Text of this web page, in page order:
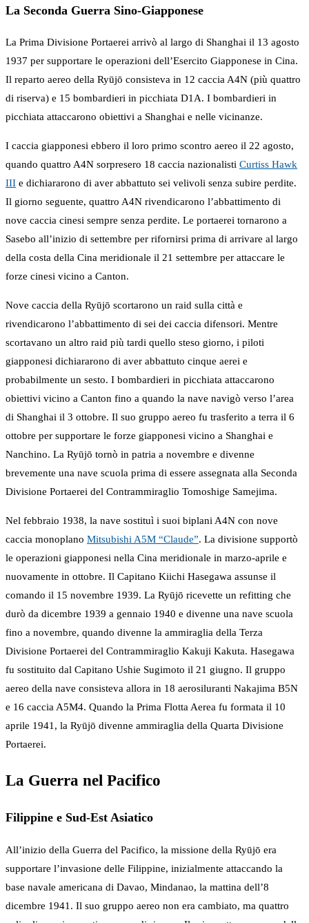
La Seconda Guerra Sino-Giapponese
La Prima Divisione Portaerei arrivò al largo di Shanghai il 13 agosto
1937 per supportare le operazioni dell’Esercito Giapponese in Cina.
Il reparto aereo della Ryūjō consisteva in 12 caccia A4N (più quattro
di riserva) e 15 bombardieri in picchiata D1A. I bombardieri in
picchiata attaccarono obiettivi a Shanghai e nelle vicinanze.
I caccia giapponesi ebbero il loro primo scontro aereo il 22 agosto,
quando quattro A4N sorpresero 18 caccia nazionalisti Curtiss Hawk
III e dichiararono di aver abbattuto sei velivoli senza subire perdite.
Il giorno seguente, quattro A4N rivendicarono l’abbattimento di
nove caccia cinesi sempre senza perdite. Le portaerei tornarono a
Sasebo all’inizio di settembre per rifornirsi prima di arrivare al largo
della costa della Cina meridionale il 21 settembre per attaccare le
forze cinesi vicino a Canton.
Nove caccia della Ryūjō scortarono un raid sulla città e
rivendicarono l’abbattimento di sei dei caccia difensori. Mentre
scortavano un altro raid più tardi quello steso giorno, i piloti
giapponesi dichiararono di aver abbattuto cinque aerei e
probabilmente un sesto. I bombardieri in picchiata attaccarono
obiettivi vicino a Canton fino a quando la nave navigò verso l’area
di Shanghai il 3 ottobre. Il suo gruppo aereo fu trasferito a terra il 6
ottobre per supportare le forze giapponesi vicino a Shanghai e
Nanchino. La Ryūjō tornò in patria a novembre e divenne
brevemente una nave scuola prima di essere assegnata alla Seconda
Divisione Portaerei del Contrammiraglio Tomoshige Samejima.
Nel febbraio 1938, la nave sostituì i suoi biplani A4N con nove
caccia monoplano Mitsubishi A5M “Claude”. La divisione supportò
le operazioni giapponesi nella Cina meridionale in marzo-aprile e
nuovamente in ottobre. Il Capitano Kiichi Hasegawa assunse il
comando il 15 novembre 1939. La Ryūjō ricevette un refitting che
durò da dicembre 1939 a gennaio 1940 e divenne una nave scuola
fino a novembre, quando divenne la ammiraglia della Terza
Divisione Portaerei del Contrammiraglio Kakuji Kakuta. Hasegawa
fu sostituito dal Capitano Ushie Sugimoto il 21 giugno. Il gruppo
aereo della nave consisteva allora in 18 aerosiluranti Nakajima B5N
e 16 caccia A5M4. Quando la Prima Flotta Aerea fu formata il 10
aprile 1941, la Ryūjō divenne ammiraglia della Quarta Divisione
Portaerei.
La Guerra nel Pacifico
Filippine e Sud-Est Asiatico
All’inizio della Guerra del Pacifico, la missione della Ryūjō era
supportare l’invasione delle Filippine, inizialmente attaccando la
base navale americana di Davao, Mindanao, la mattina dell’8
dicembre 1941. Il suo gruppo aereo non era cambiato, ma quattro